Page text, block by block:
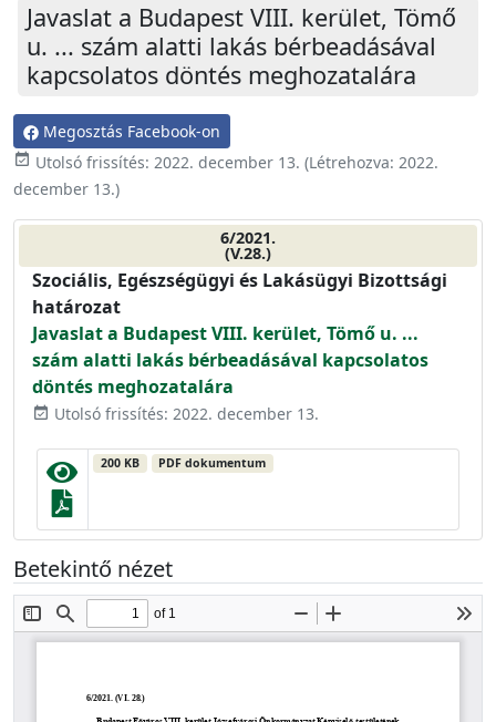
Javaslat a Budapest VIII. kerület, Tömő
u. ... szám alatti lakás bérbeadásával
kapcsolatos döntés meghozatalára
Megosztás Facebook-on
event_available Utolsó frissítés: 2022. december 13. (Létrehozva: 2022.
december 13.)
6/2021.
(V.28.)
Szociális, Egészségügyi és Lakásügyi Bizottsági
határozat
Javaslat a Budapest VIII. kerület, Tömő u. ...
szám alatti lakás bérbeadásával kapcsolatos
döntés meghozatalára
event_available Utolsó frissítés: 2022. december 13.
200 KB PDF dokumentum
Betekintő nézet